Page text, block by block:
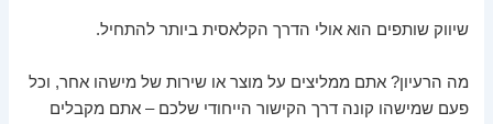
שיווק שותפים הוא אולי הדרך הקלאסית ביותר להתחיל.
מה הרעיון? אתם ממליצים על מוצר או שירות של מישהו אחר, וכל
פעם שמישהו קונה דרך הקישור הייחודי שלכם – אתם מקבלים